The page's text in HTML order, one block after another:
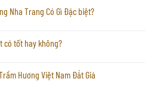
Nha Trang Có Gì Đặc biệt?
có tốt hay không?
Hương Việt Nam Đắt Giá